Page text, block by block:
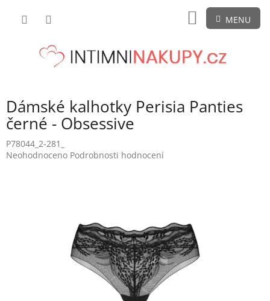
NÁKUPNÍ
KOŠÍK
Dámské kalhotky Perisia Panties
černé - Obsessive
P78044_2-281_
Průměrné
Neohodnoceno Podrobnosti hodnocení